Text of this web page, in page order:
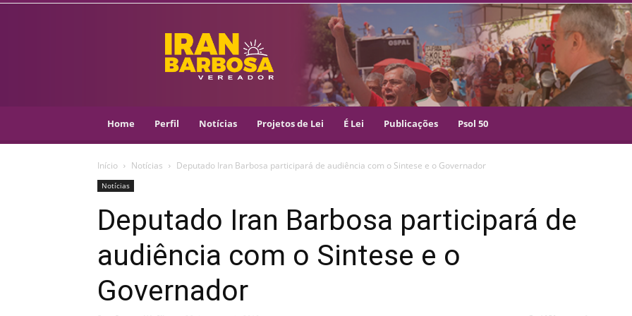
IRAN
BARBOSA
–
VEREADOR
–
Home Perfil Notícias Projetos de Lei É Lei Publicações Psol 50
Início Notícias Deputado Iran Barbosa participará de audiência com o Sintese e o Governador
Notícias
Deputado Iran Barbosa participará de
audiência com o Sintese e o
Governador